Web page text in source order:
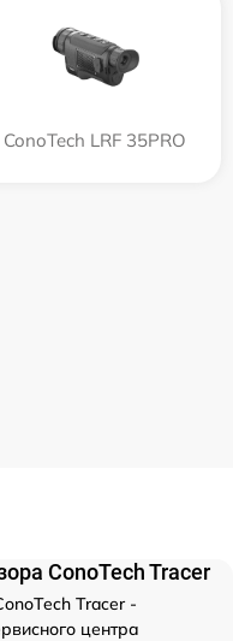
ConoTech LRF 35PRO
ConoTech Tracer
Tracer -
центра